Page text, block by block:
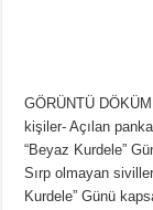
GÖRÜNTÜ
kişiler- Açılan
“Beyaz Kurdele”
Sırp olmayan
Kurdele” Günü